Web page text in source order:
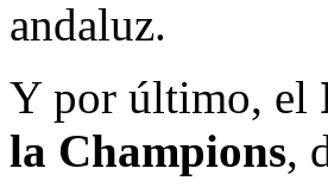
andaluz.
Y por último, el
la Champions,